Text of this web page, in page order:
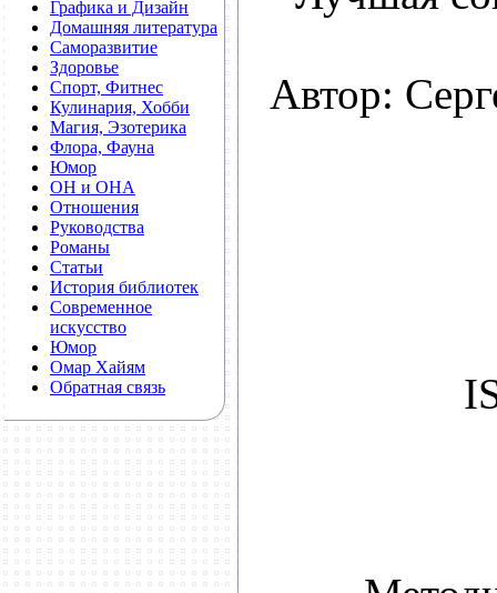
Графика и Дизайн
Домашняя литература
Саморазвитие
Здоровье
Спорт, Фитнес
Кулинария, Хобби
Магия, Эзотерика
Флора, Фауна
Юмор
ОН и ОНА
Отношения
Руководства
Романы
Статьи
История библиотек
Современное
искусство
Юмор
Омар Хайям
Обратная связь
Автор: